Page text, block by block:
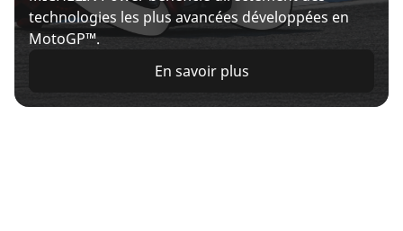
technologies les plus avancées développées en
MotoGP™.
En savoir plus